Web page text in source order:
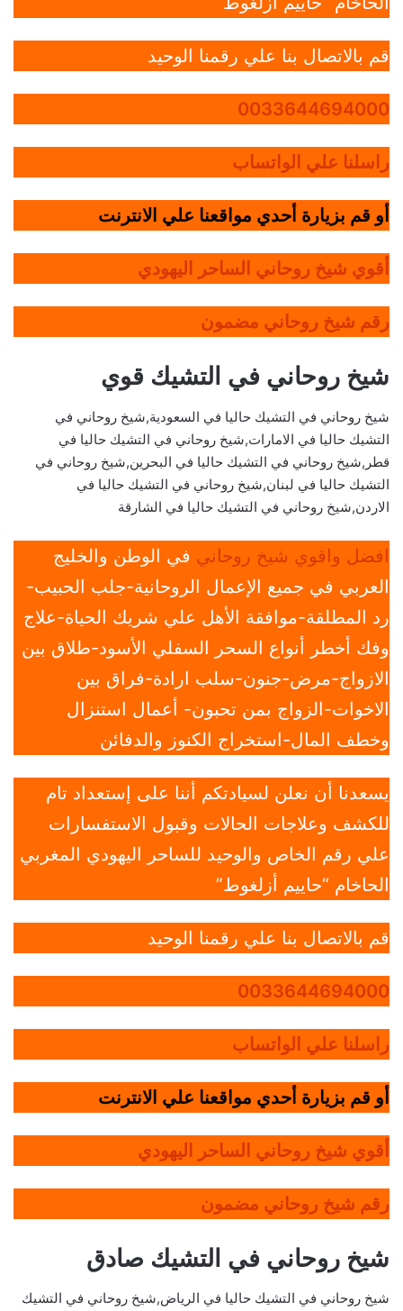
قم بالاتصال بنا علي رقمنا الوحيد
0033644694000
راسلنا علي الواتساب
أو قم بزيارة أحدي مواقعنا علي الانترنت
أقوي شيخ روحاني الساحر اليهودي
رقم شيخ روحاني مضمون
شيخ روحاني في التشيك قوي
شيخ روحاني في التشيك حاليا في السعودية,شيخ روحاني في
التشيك حاليا في الامارات,شيخ روحاني في التشيك حاليا في
قطر,شيخ روحاني في التشيك حاليا في البحرين,شيخ روحاني في
التشيك حاليا في لبنان,شيخ روحاني في التشيك حاليا في
الاردن,شيخ روحاني في التشيك حاليا في الشارقة
افضل واقوي شيخ روحاني في الوطن والخليج
العربي في جميع الإعمال الروحانية-جلب الحبيب-
رد المطلقة-موافقة الأهل علي شريك الحياة-علاج
وفك أخطر أنواع السحر السفلي الأسود-طلاق بين
الازواج-مرض-جنون-سلب ارادة-فراق بين
الاخوات-الزواج بمن تحبون- أعمال استنزال
وخطف المال-استخراج الكنوز والدفائن
يسعدنا أن نعلن لسيادتكم أننا على إستعداد تام
للكشف وعلاجات الحالات وقبول الاستفسارات
علي رقم الخاص والوحيد للساحر اليهودي المغربي
الحاخام “حاييم أزلغوط”
قم بالاتصال بنا علي رقمنا الوحيد
0033644694000
راسلنا علي الواتساب
أو قم بزيارة أحدي مواقعنا علي الانترنت
أقوي شيخ روحاني الساحر اليهودي
رقم شيخ روحاني مضمون
شيخ روحاني في التشيك صادق
شيخ روحاني في التشيك حاليا في الرياض,شيخ روحاني في التشيك